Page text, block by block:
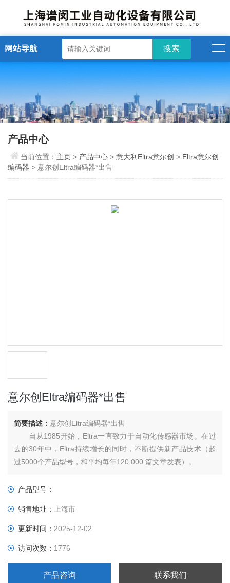
网站导航
产品中心
当前位置： 主页> 产品中心 >意大利Eltra意尔创 > Eltra意尔创
编码器 > 意尔创Eltra编码器*出售
意尔创Eltra编码器*出售
简要描述：意尔创Eltra编码器*出售
自从1985开始，Eltra一直致力于自动化传感器市场。在过
去的30年中，Eltra持续增长的同时，不断提供新产品技术（超
过5000个产品型号，和平均每年120.000 篇文章发表）。
产品型号：
销售地址：上海市
更新时间：2025-12-02
访问次数： 1776
产品咨询 联系我们